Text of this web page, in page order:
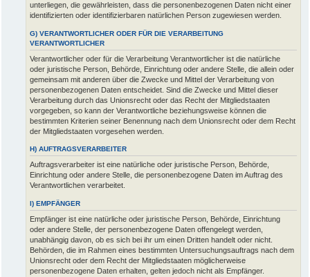
unterliegen, die gewährleisten, dass die personenbezogenen Daten nicht einer
identifizierten oder identifizierbaren natürlichen Person zugewiesen werden.
G) VERANTWORTLICHER ODER FÜR DIE VERARBEITUNG
VERANTWORTLICHER
Verantwortlicher oder für die Verarbeitung Verantwortlicher ist die natürliche
oder juristische Person, Behörde, Einrichtung oder andere Stelle, die allein oder
gemeinsam mit anderen über die Zwecke und Mittel der Verarbeitung von
personenbezogenen Daten entscheidet. Sind die Zwecke und Mittel dieser
Verarbeitung durch das Unionsrecht oder das Recht der Mitgliedstaaten
vorgegeben, so kann der Verantwortliche beziehungsweise können die
bestimmten Kriterien seiner Benennung nach dem Unionsrecht oder dem Recht
der Mitgliedstaaten vorgesehen werden.
H) AUFTRAGSVERARBEITER
Auftragsverarbeiter ist eine natürliche oder juristische Person, Behörde,
Einrichtung oder andere Stelle, die personenbezogene Daten im Auftrag des
Verantwortlichen verarbeitet.
I) EMPFÄNGER
Empfänger ist eine natürliche oder juristische Person, Behörde, Einrichtung
oder andere Stelle, der personenbezogene Daten offengelegt werden,
unabhängig davon, ob es sich bei ihr um einen Dritten handelt oder nicht.
Behörden, die im Rahmen eines bestimmten Untersuchungsauftrags nach dem
Unionsrecht oder dem Recht der Mitgliedstaaten möglicherweise
personenbezogene Daten erhalten, gelten jedoch nicht als Empfänger.